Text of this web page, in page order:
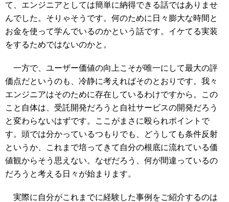
て、エンジニアとしては簡単に納得できる話ではありませ
んでした。そりゃそうです。何のために日々膨大な時間と
お金を使って学んでいるのかという話です。イケてる実装
をするためではないのかと。
一方で、ユーザー価値の向上こそが唯一にして最大の評
価点だというのも、冷静に考えればそのとおりです。我々
エンジニアはそのために存在しているわけですから。この
こと自体は、受託開発だろうと自社サービスの開発だろう
と変わらないはずです。ここがまさに殴られポイントで
す。頭では分かっているつもりでも、どうしても条件反射
というか、これまで培ってきて自分の根底に流れている価
値観からそう思えない。なぜだろう、何が間違っているの
だろうと考える日々が始まります。
実際に自分がこれまでに経験した事例をご紹介するのは